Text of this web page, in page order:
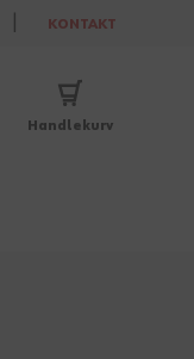
KONTAKT
Handlekurv